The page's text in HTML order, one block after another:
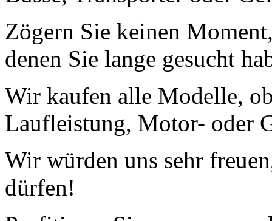
Zögern Sie keinen
denen Sie lange gesucht
Wir kaufen alle Modelle,
Laufleistung, Motor- oder
Wir würden uns sehr
dürfen!